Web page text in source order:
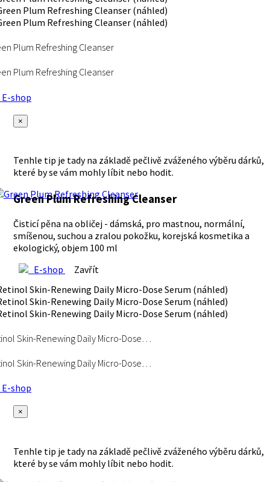
Plum Refreshing Cleanser
Plum Refreshing Cleanser
shop
×
Tenhle tip je tady na základě pečlivě zváženého výběru dárků,
které by se vám mohly líbit nebo hodit.
Green Plum Refreshing Cleanser
Čisticí pěna na obličej - dámská, pro mastnou, normální,
smíšenou, suchou a zralou pokožku, korejská kosmetika a
ekologický, objem 100 ml
E-shop
Zavřít
Skin-Renewing Daily Micro-Dose…
Skin-Renewing Daily Micro-Dose…
shop
×
Tenhle tip je tady na základě pečlivě zváženého výběru dárků,
které by se vám mohly líbit nebo hodit.